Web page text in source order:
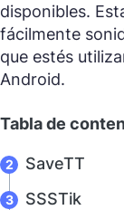
disponibles.
fácilmente
que estés
Android.
Tabla de
SaveTT
SSSTik